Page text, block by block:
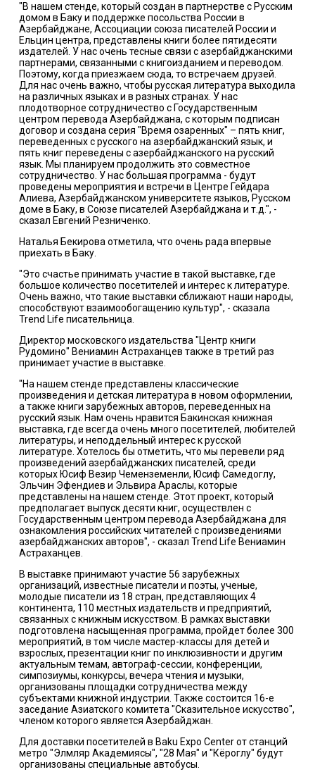
"В нашем стенде, который создан в партнерстве с Русским
домом в Баку и поддержке посольства России в
Азербайджане, Ассоциации союза писателей России и
Ельцин центра, представлены книги более пятидесяти
издателей. У нас очень тесные связи с азербайджанскими
партнерами, связанными с книгоизданием и переводом.
Поэтому, когда приезжаем сюда, то встречаем друзей.
Для нас очень важно, чтобы русская литература выходила
на различных языках и в разных странах. У нас
плодотворное сотрудничество с Государственным
центром перевода Азербайджана, с которым подписан
договор и создана серия "Время озаренных" – пять книг,
переведенных с русского на азербайджанский язык, и
пять книг переведены с азербайджанского на русский
язык. Мы планируем продолжить это совместное
сотрудничество. У нас большая программа - будут
проведены мероприятия и встречи в Центре Гейдара
Алиева, Азербайджанском университете языков, Русском
доме в Баку, в Союзе писателей Азербайджана и т.д.", -
сказал Евгений Резниченко.
Наталья Бекирова отметила, что очень рада впервые
приехать в Баку.
"Это счастье принимать участие в такой выставке, где
большое количество посетителей и интерес к литературе.
Очень важно, что такие выставки сближают наши народы,
способствуют взаимообогащению культур", - сказала
Trend Life писательница.
Директор московского издательства "Центр книги
Рудомино" Вениамин Астраханцев также в третий раз
принимает участие в выставке.
"На нашем стенде представлены классические
произведения и детская литература в новом оформлении,
а также книги зарубежных авторов, переведенных на
русский язык. Нам очень нравится Бакинская книжная
выставка, где всегда очень много посетителей, любителей
литературы, и неподдельный интерес к русской
литературе. Хотелось бы отметить, что мы перевели ряд
произведений азербайджанских писателей, среди
которых Юсиф Везир Чеменземенли, Юсиф Самедоглу,
Эльчин Эфендиев и Эльвира Араслы, которые
представлены на нашем стенде. Этот проект, который
предполагает выпуск десяти книг, осуществлен с
Государственным центром перевода Азербайджана для
ознакомления российских читателей с произведениями
азербайджанских авторов", - сказал Trend Life Вениамин
Астраханцев.
В выставке принимают участие 56 зарубежных
организаций, известные писатели и поэты, ученые,
молодые писатели из 18 стран, представляющих 4
континента, 110 местных издательств и предприятий,
связанных с книжным искусством. В рамках выставки
подготовлена насыщенная программа, пройдет более 300
мероприятий, в том числе мастер-классы для детей и
взрослых, презентации книг по инклюзивности и другим
актуальным темам, автограф-сессии, конференции,
симпозиумы, конкурсы, вечера чтения и музыки,
организованы площадки сотрудничества между
субъектами книжной индустрии. Также состоится 16-е
заседание Азиатского комитета "Сказительное искусство",
членом которого является Азербайджан.
Для доставки посетителей в Baku Expo Center от станций
метро "Элмляр Академиясы", "28 Мая" и "Кёроглу" будут
организованы специальные автобусы.